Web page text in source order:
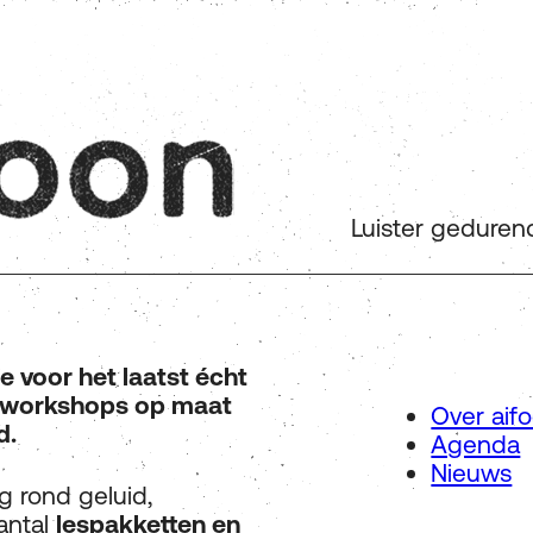
Luister gedurende
Over
Agenda
Nieuws
voor het laatst écht
op maat
rond geluid,
lespakketten en